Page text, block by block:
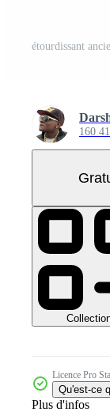
160
Licence Pro
Qu'est-ce
Plus d'infos